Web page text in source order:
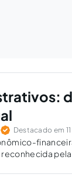
Destacado em